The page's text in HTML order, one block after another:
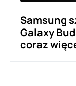
Samsung
Galaxy
coraz